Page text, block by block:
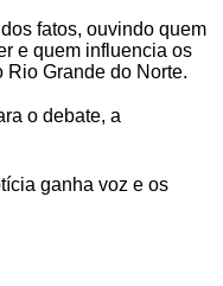
fatos, ouvindo quem
e quem influencia os
Rio Grande do Norte.
o debate, a
ganha voz e os